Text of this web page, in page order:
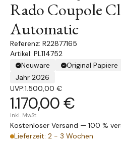
Rado Coupole
Automatic
R22877165
Artikel: PL114752
Neuware
Original Papiere
Jahr 2026
UVP:1.500,00 €
1.170,00 €
inkl. MwSt.
Kostenloser Versand — 100 %
Lieferzeit: 2 - 3 Wochen